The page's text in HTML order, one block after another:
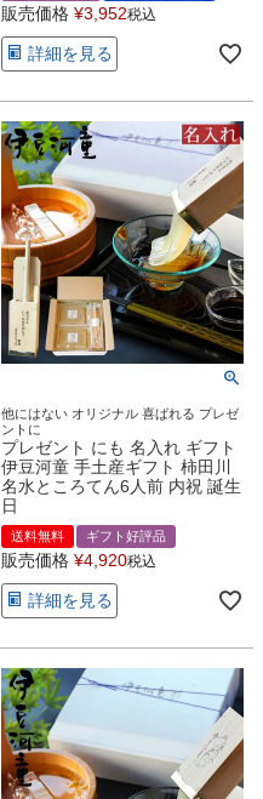
販売価格 ¥3,952税込
詳細を見る
他にはない オリジナル 喜ばれる プレゼ
ントに
プレゼント にも 名入れ ギフト
伊豆河童 手土産ギフト 柿田川
名水ところてん6人前 内祝 誕生
日
送料無料 ギフト好評品
販売価格 ¥4,920税込
詳細を見る